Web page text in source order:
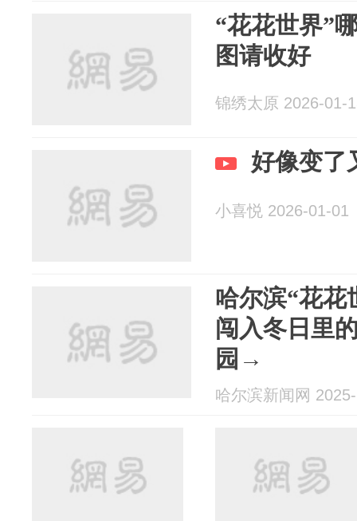
“花花世界”
图请收好
锦绣太原 2026-01-
好像变了
小喜悦 2026-01-01
哈尔滨“花花
闯入冬日里
园→
哈尔滨新闻网